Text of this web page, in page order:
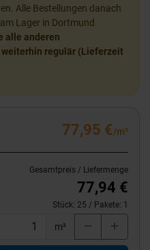
Alle Bestellungen danach
Lager in Dortmund
alle anderen
regulär (Lieferzeit
77,95 €/m²
Gesamtpreis / Liefermenge
77,94 €
Stück: 25 / Pakete: 1
m²